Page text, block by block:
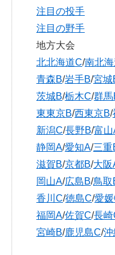
注目の投手
注目の野手
地方大会
北北海道C/南北
青森B/岩手B/宮城
茨城B/栃木C/群馬
東東京B/西東京B/
新潟C/長野B/富山
静岡A/愛知A/三重
滋賀B/京都B/大阪
岡山A/広島B/鳥取
香川C/徳島C/愛
福岡A/佐賀C/長崎
宮崎B/鹿児島C/沖